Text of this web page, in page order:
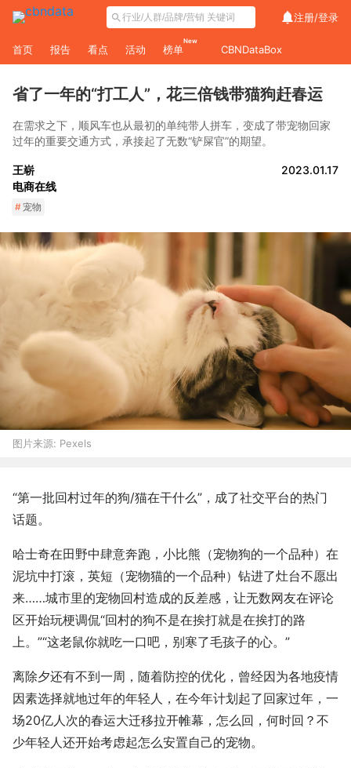
注册/登录
首页 报告 看点 活动 榜单
New
CBNDataBox
省了一年的“打工人”，花三倍钱带猫狗赶春运
在需求之下，顺风车也从最初的单纯带人拼车，变成了带宠物回家
过年的重要交通方式，承接起了无数“铲屎官”的期望。
王崭
电商在线
2023.01.17
#宠物
图片来源: Pexels
“第一批回村过年的狗/猫在干什么”，成了社交平台的热门
话题。
哈士奇在田野中肆意奔跑，小比熊（宠物狗的一个品种）在
泥坑中打滚，英短（宠物猫的一个品种）钻进了灶台不愿出
来……城市里的宠物回村造成的反差感，让无数网友在评论
区开始玩梗调侃“回村的狗不是在挨打就是在挨打的路
上。”“这老鼠你就吃一口吧，别寒了毛孩子的心。”
离除夕还有不到一周，随着防控的优化，曾经因为各地疫情
因素选择就地过年的年轻人，在今年计划起了回家过年，一
场20亿人次的春运大迁移拉开帷幕，怎么回，何时回？不
少年轻人还开始考虑起怎么安置自己的宠物。